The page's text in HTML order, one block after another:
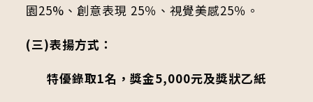
園25%、創意表現 25％、視覺美感25％。
(三)表揚方式：
特優錄取1名，獎金5,000元及獎狀乙紙